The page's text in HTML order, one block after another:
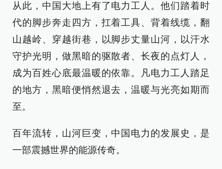
从此，中国大地上有了电力工人。他们踏着时
代的脚步奔走四方，扛着工具、背着线缆，翻
山越岭、穿越街巷，以脚步丈量山河，以汗水
守护光明，做黑暗的驱散者、长夜的点灯人，
成为百姓心底最温暖的依靠。凡电力工人踏足
的地方，黑暗便悄然退去，温暖与光亮如期而
至。
百年流转，山河巨变，中国电力的发展史，是
一部震撼世界的能源传奇。